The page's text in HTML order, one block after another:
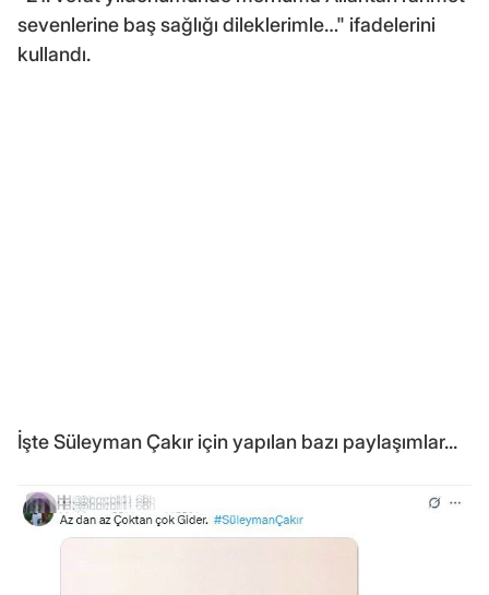
sevenlerine baş sağlığı dileklerimle…" ifadelerini
kullandı.
İşte Süleyman Çakır için yapılan bazı paylaşımlar...